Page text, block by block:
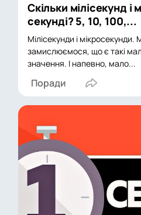
Скільки мілісекунд і
секунді? 5, 10, 100,...
Мілісекунди і
замислюємося, що є такі
значення. І напевно, мало...
Поради